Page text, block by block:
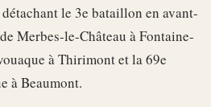
le 3e bataillon en avant-
Merbes-le-Château à Fontaine-
à Thirimont et la 69e
à Beaumont.